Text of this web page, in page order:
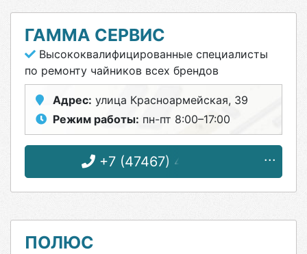
ГАММА СЕРВИС
Высококвалифицированные специалисты
по ремонту чайников всех брендов
Адрес: улица Красноармейская, 39
Режим работы: пн-пт 8:00–17:00
+7 (47467) 4-87-31
ПОЛЮС